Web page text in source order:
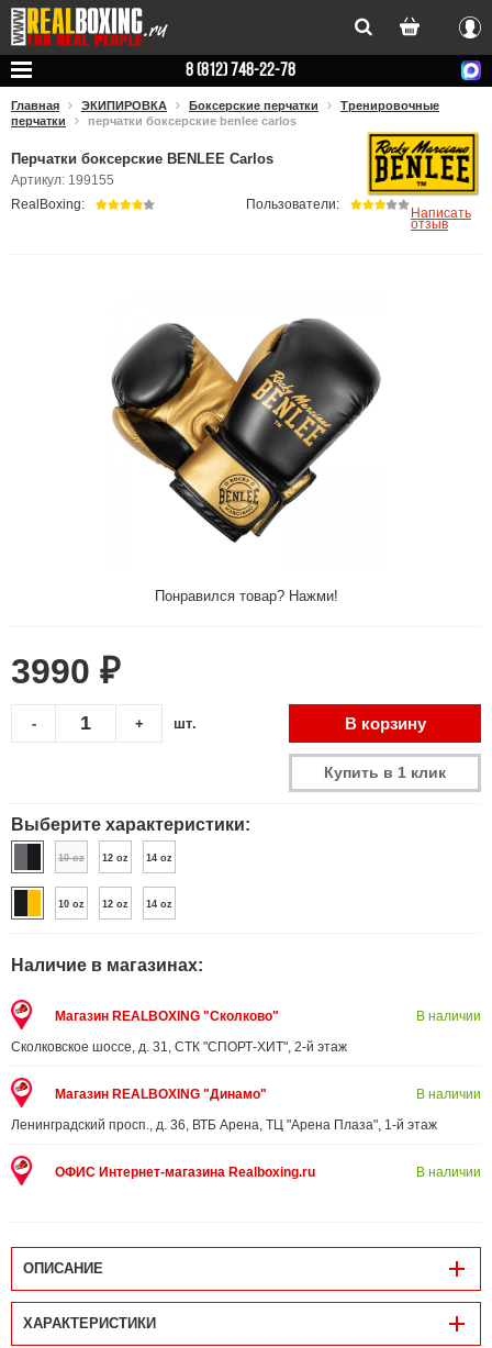
Вход
8 (812) 748-22-78
Главная ЭКИПИРОВКА Боксерские перчатки
Тренировочные
перчатки
перчатки боксерские benlee carlos
Перчатки боксерские BENLEE Carlos
Артикул: 199155
Понравился товар? Нажми!
RealBoxing: Пользователи:
Написать
отзыв
3990 ₽
+
- шт. В корзину
Купить в 1 клик
Выберите характеристики:
10 oz 12 oz 14 oz
10 oz 12 oz 14 oz
Наличие в магазинах:
Магазин REALBOXING "Сколково"
Сколковское шоссе, д. 31, СТК "СПОРТ-ХИТ", 2-й этаж
В наличии
Магазин REALBOXING "Динамо"
Ленинградский просп., д. 36, ВТБ Арена, ТЦ "Арена Плаза", 1-й этаж
В наличии
ОФИС Интернет-магазина Realboxing.ru В наличии
ОПИСАНИЕ
ХАРАКТЕРИСТИКИ